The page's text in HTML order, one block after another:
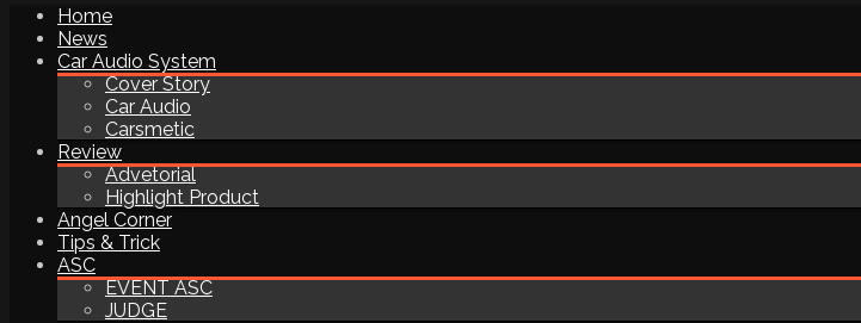
Home
News
Car Audio System
Cover Story
Car Audio
Carsmetic
Review
Advetorial
Highlight Product
Angel Corner
Tips & Trick
ASC
EVENT ASC
JUDGE